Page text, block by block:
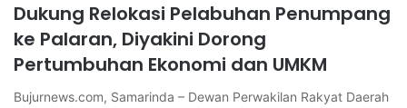
Dukung Relokasi Pelabuhan Penumpang
ke Palaran, Diyakini Dorong
Pertumbuhan Ekonomi dan UMKM
Bujurnews.com, Samarinda – Dewan Perwakilan Rakyat Daerah